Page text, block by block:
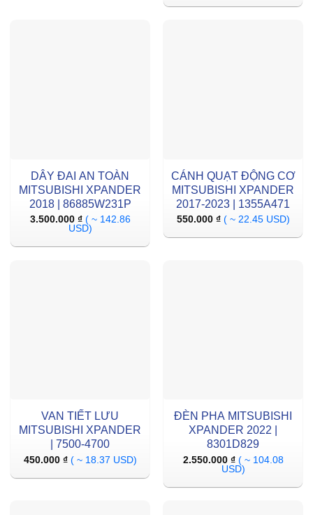
DÂY ĐAI AN TOÀN
MITSUBISHI XPANDER
2018 | 86885W231P
3.500.000 ₫ ( ~ 142.86
USD)
CÁNH QUẠT ĐỘNG CƠ
MITSUBISHI XPANDER
2017-2023 | 1355A471
550.000 ₫ ( ~ 22.45 USD)
VAN TIẾT LƯU
MITSUBISHI XPANDER
| 7500-4700
450.000 ₫ ( ~ 18.37 USD)
ĐÈN PHA MITSUBISHI
XPANDER 2022 |
8301D829
2.550.000 ₫ ( ~ 104.08
USD)